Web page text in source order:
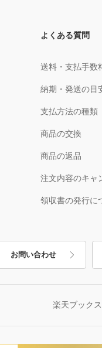
よくある質問
送料・支払手数
納期・発送の目
支払方法の種類
商品の交換
商品の返品
注文内容のキャ
領収書の発行に
お問い合わせ
楽天ブック